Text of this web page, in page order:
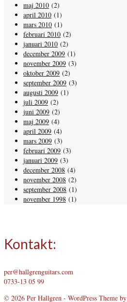
maj 2010 (2)
april 2010 (1)
mars 2010 (1)
februari 2010 (2)
januari 2010 (2)
december 2009 (1)
november 2009 (3)
oktober 2009 (2)
september 2009 (3)
augusti 2009 (1)
juli 2009 (2)
juni 2009 (2)
maj 2009 (4)
april 2009 (4)
mars 2009 (3)
februari 2009 (3)
januari 2009 (3)
december 2008 (4)
november 2008 (2)
september 2008 (1)
november 1998 (1)
Kontakt:
per@hallgrenguitars.com
0733-13 05 99
© 2026 Per Hallgren - WordPress Theme by